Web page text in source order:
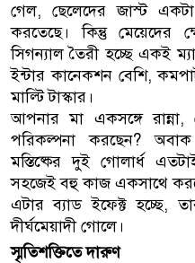
গেল, ছেলেদের জাস্ট একটা
করতেছে। কিন্তু মেয়েদের
সিগন্যাল তৈরী হচ্ছে একই
ইন্টার কানেকশন বেশি,
মাল্টি টাস্কার।
আপনার মা একসঙ্গে
পরিকল্পনা করছেন?
মস্তিষ্কের দুই গোলার্ধ
সহজেই বহু কাজ একসাথে
এটার ব্যাড ইফেক্ট হচ্ছে,
দীর্ঘমেয়াদী গোলে।
স্মৃতিশক্তিতে দারুণ